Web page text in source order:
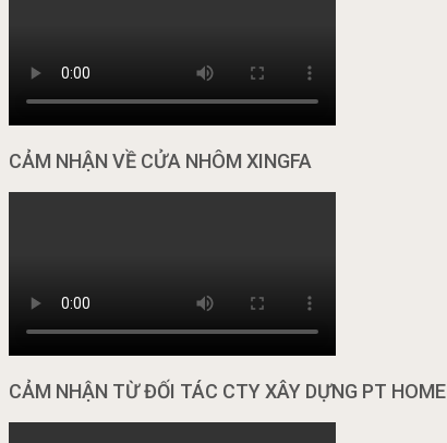
CẢM NHẬN VỀ CỬA NHÔM XINGFA
CẢM NHẬN TỪ ĐỐI TÁC CTY XÂY DỰNG PT HOME